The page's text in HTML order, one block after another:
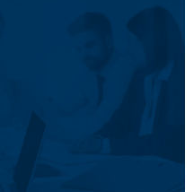
Busi